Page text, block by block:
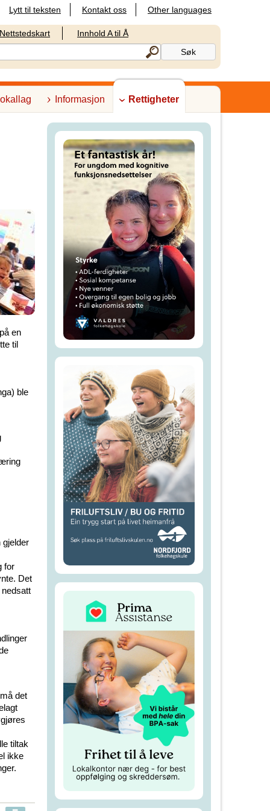
Lytt til teksten Kontakt oss Other languages
Nettstedskart Innhold A til Å
Informasjon Rettigheter
en
til
ble
gjelder
for
Det
det
tiltak
ikke